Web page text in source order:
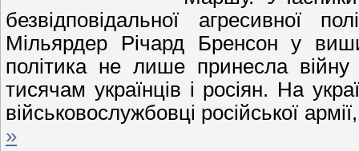
безвідповідальної агресивної
Мільярдер Річард Бренсон у
політика не лише принесла
тисячам українців і росіян. На
військовослужбовці російської
»